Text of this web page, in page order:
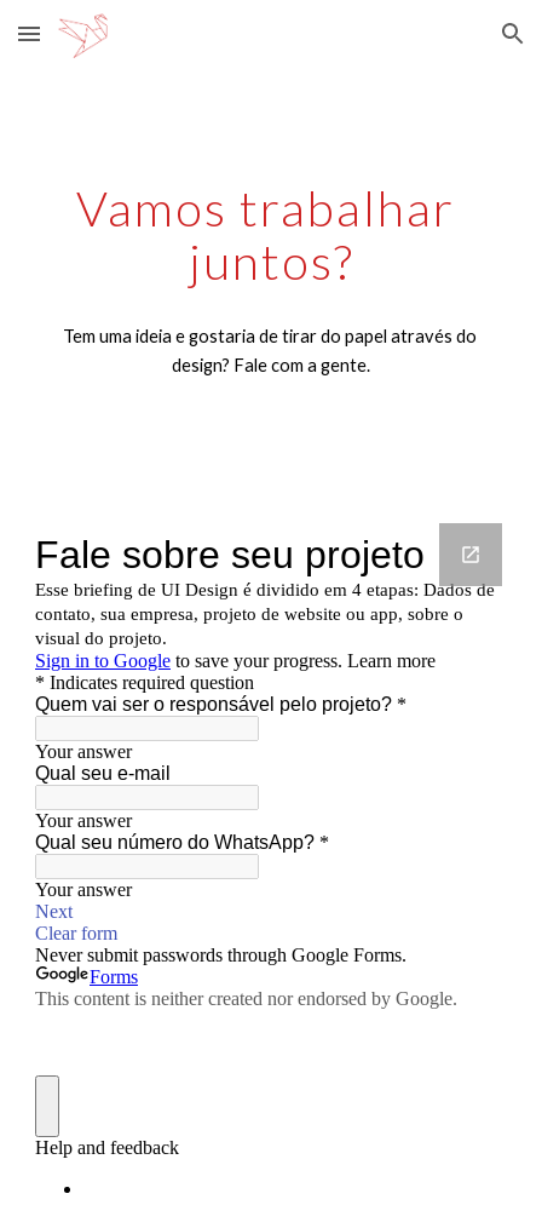
Skip to main content Skip to navigation
Vamos trabalhar
juntos?
Tem uma ideia e gostaria de tirar do papel através do
design? Fale com a gente.